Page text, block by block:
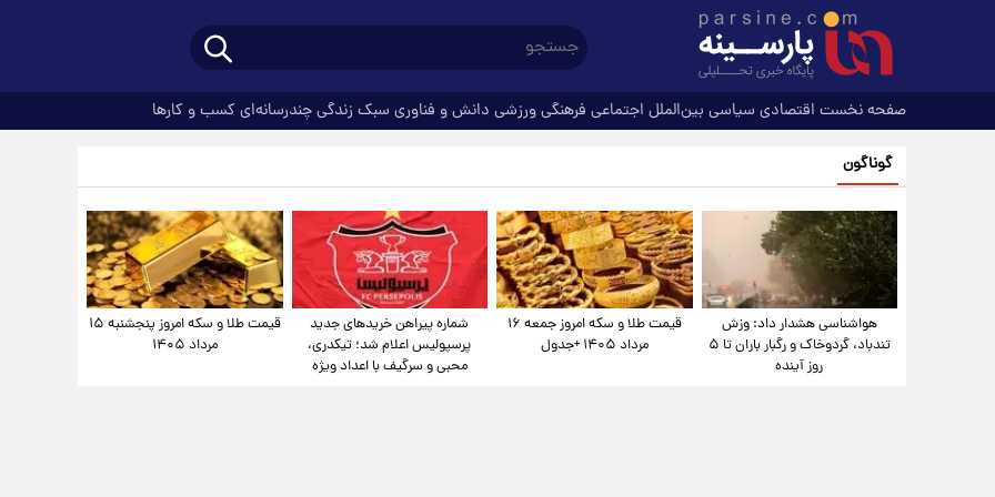
صفحه نخست اقتصادی سیاسی بین‌الملل اجتماعی فرهنگیورزشی دانش و فناوری سبک زندگیچندرسانه‌ای کسب و کارها
گوناگون
هواشناسی هشدار داد: وزش
تندباد، گردوخاک و رگبار باران تا ۵
روز آینده
قیمت طلا و سکه امروز جمعه ۱۶
مرداد ۱۴۰۵ +جدول
شماره پیراهن خریدهای جدید
پرسپولیس اعلام شد؛ تیکدری،
محبی و سرگیف با اعداد ویژه
قیمت طلا و سکه امروز پنجشنبه ۱۵
مرداد ۱۴۰۵